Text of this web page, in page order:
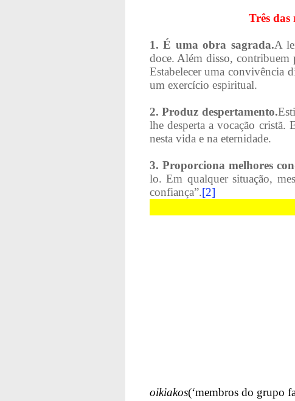
Três
1. É uma obra sagrada.A
doce. Além disso,
Estabelecer uma convivência
um exercício espiritual.
2. Produz despertamento.
lhe desperta a vocação
nesta vida e na eternidade.
3. Proporciona melhores
lo. Em qualquer situação,
confiança”.[2]
oikiakos(‘membros do grupo